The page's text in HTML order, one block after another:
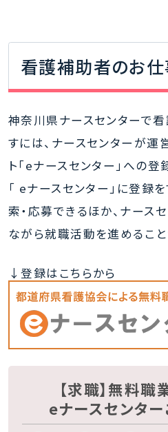
看護補助者のお
神奈川県ナースセンターで
すには、ナースセンターが
ト「eナースセンター」への登
「 eナースセンター」に登録
索・応募できるほか、ナース
ながら就職活動を進めること
↓登録はこちらから
【求職】無料職
eナースセンタ